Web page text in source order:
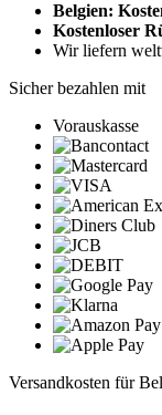
Belgien:
Kostenloser
Wir liefern
Sicher bezahlen mit
Vorauskasse
Versandkosten für